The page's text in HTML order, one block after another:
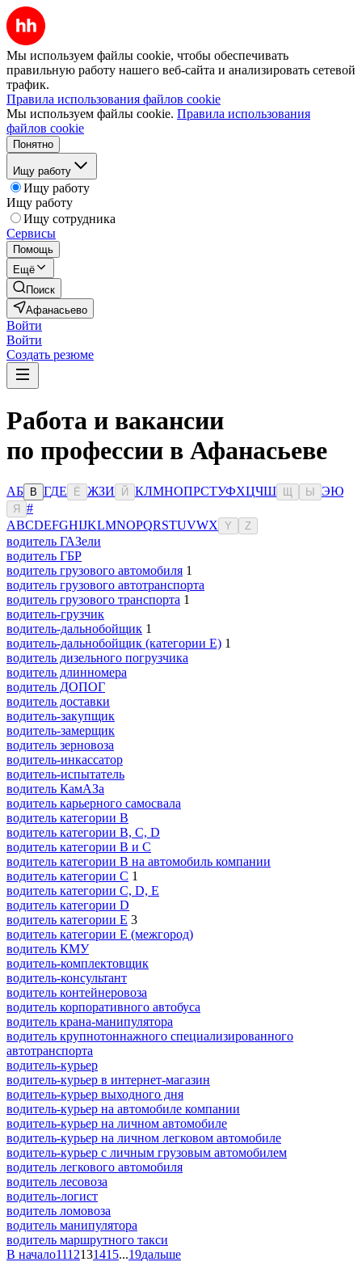
Мы используем файлы cookie, чтобы обеспечивать
правильную работу нашего веб-сайта и анализировать сетевой
трафик.
Правила использования файлов cookie
Мы используем файлы cookie. Правила использования
файлов cookie
Понятно
Ищу работу
Ищу работу
Ищу работу
Ищу сотрудника
Сервисы
Помощь
Ещё
Поиск
Афанасьево
Войти
Войти
Создать резюме
Работа и вакансии
по профессии в Афанасьеве
АБ В ГДЕ Ё ЖЗИ Й КЛМНОПРСТУФХЦЧШ Ы ЭЮ
Я
#
ABCDEFGHIJKLMNOPQRSTUVWX Y Z
водитель ГАЗели
водитель ГБР
водитель грузового автомобиля 1
водитель грузового автотранспорта
водитель грузового транспорта 1
водитель-грузчик
водитель-дальнобойщик 1
водитель-дальнобойщик (категории Е) 1
водитель дизельного погрузчика
водитель длинномера
водитель ДОПОГ
водитель доставки
водитель-закупщик
водитель-замерщик
водитель зерновоза
водитель-инкассатор
водитель-испытатель
водитель КамАЗа
водитель карьерного самосвала
водитель категории B
водитель категории B, C, D
водитель категории B и C
водитель категории B на автомобиль компании
водитель категории C 1
водитель категории C, D, E
водитель категории D
водитель категории E 3
водитель категории E (межгород)
водитель КМУ
водитель-комплектовщик
водитель-консультант
водитель контейнеровоза
водитель корпоративного автобуса
водитель крана-манипулятора
водитель крупнотоннажного специализированного
автотранспорта
водитель-курьер
водитель-курьер в интернет-магазин
водитель-курьер выходного дня
водитель-курьер на автомобиле компании
водитель-курьер на личном автомобиле
водитель-курьер на личном легковом автомобиле
водитель-курьер с личным грузовым автомобилем
водитель легкового автомобиля
водитель лесовоза
водитель-логист
водитель ломовоза
водитель манипулятора
водитель маршрутного такси
В начало1112131415...19дальше